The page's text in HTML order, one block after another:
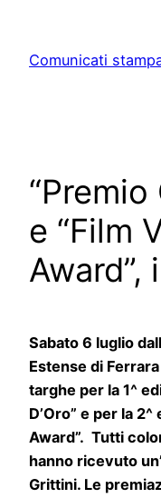
content
Comunicati
“Premio
e “Film
Sabato 6 luglio
Estense di
targhe per la 1^
D’Oro” e per la
Award”. Tutti
hanno ricevuto
Grittini. Le